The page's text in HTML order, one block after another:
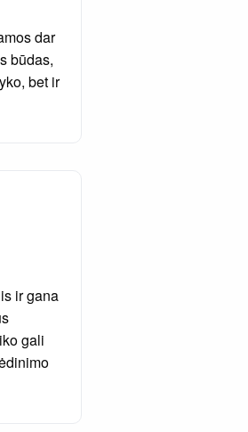
dar
būdas,
bet ir
ir gana
gali